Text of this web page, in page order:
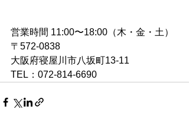
営業時間 11:00〜18:00（木・金・土）
〒572-0838
大阪府寝屋川市八坂町13-11
TEL：072-814-6690